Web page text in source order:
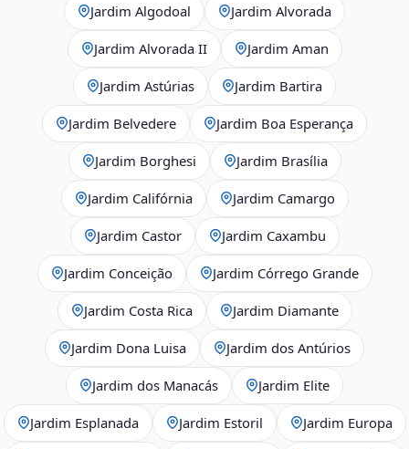
Jardim Algodoal Jardim Alvorada
Jardim Alvorada II Jardim Aman
Jardim Astúrias Jardim Bartira
Jardim Belvedere Jardim Boa Esperança
Jardim Borghesi Jardim Brasília
Jardim Califórnia Jardim Camargo
Jardim Castor Jardim Caxambu
Jardim Conceição Jardim Córrego Grande
Jardim Costa Rica Jardim Diamante
Jardim Dona Luisa Jardim dos Antúrios
Jardim dos Manacás Jardim Elite
Jardim Esplanada Jardim Estoril Jardim Europa